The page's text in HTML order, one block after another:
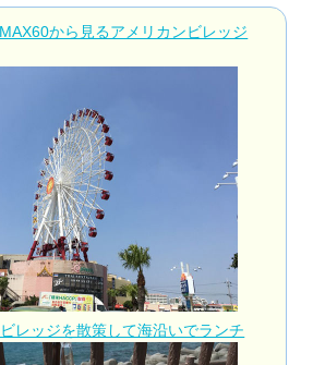
から見るアメリカンビレッジ
レッジを散策して海沿いでランチ